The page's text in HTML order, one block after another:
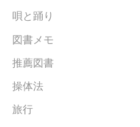
唄と踊り
図書メモ
推薦図書
操体法
旅行